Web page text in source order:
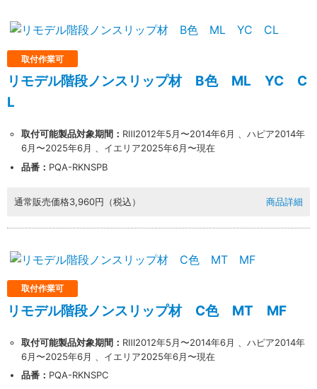
取付作業可
リモデル階段ノンスリップ材 B色 ML YC C
L
取付可能製品対象期間： RⅢ2012年5月〜2014年6月 、ハピア2014年
6月〜2025年6月 、イエリア2025年6月〜現在
品番： PQA-RKNSPB
通常販売価格3,960円（税込） 商品詳細
取付作業可
リモデル階段ノンスリップ材 C色 MT MF
取付可能製品対象期間： RⅢ2012年5月〜2014年6月 、ハピア2014年
6月〜2025年6月 、イエリア2025年6月〜現在
品番： PQA-RKNSPC